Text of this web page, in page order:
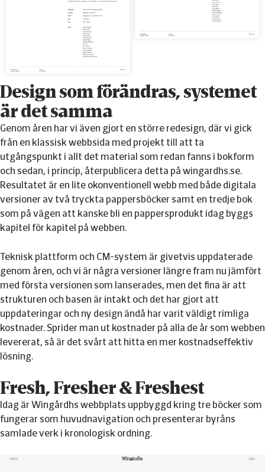
Design som förändras, systemet
är det samma
Genom åren har vi även gjort en större redesign, där vi gick
från en klassisk webbsida med projekt till att ta
utgångspunkt i allt det material som redan fanns i bokform
och sedan, i princip, återpublicera detta på wingardhs.se.
Resultatet är en lite okonventionell webb med både digitala
versioner av två tryckta pappersböcker samt en tredje bok
som på vägen att kanske bli en pappersprodukt idag byggs
kapitel för kapitel på webben.
Teknisk plattform och CM-system är givetvis uppdaterade
genom åren, och vi är några versioner längre fram nu jämfört
med första versionen som lanserades, men det fina är att
strukturen och basen är intakt och det har gjort att
uppdateringar och ny design ändå har varit väldigt rimliga
kostnader. Sprider man ut kostnader på alla de år som webben
levererat, så är det svårt att hitta en mer kostnadseffektiv
lösning.
Fresh, Fresher & Freshest
Idag är Wingårdhs webbplats uppbyggd kring tre böcker som
fungerar som huvudnavigation och presenterar byråns
samlade verk i kronologisk ordning.